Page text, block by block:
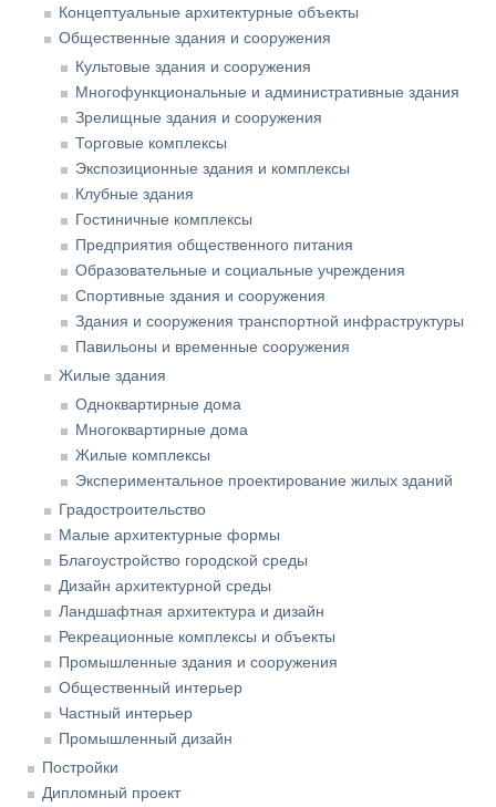
Концептуальные архитектурные объекты
Общественные здания и сооружения
Культовые здания и сооружения
Многофункциональные и административные здания
Зрелищные здания и сооружения
Торговые комплексы
Экспозиционные здания и комплексы
Клубные здания
Гостиничные комплексы
Предприятия общественного питания
Образовательные и социальные учреждения
Спортивные здания и сооружения
Здания и сооружения транспортной инфраструктуры
Павильоны и временные сооружения
Жилые здания
Одноквартирные дома
Многоквартирные дома
Жилые комплексы
Экспериментальное проектирование жилых зданий
Градостроительство
Малые архитектурные формы
Благоустройство городской среды
Дизайн архитектурной среды
Ландшафтная архитектура и дизайн
Рекреационные комплексы и объекты
Промышленные здания и сооружения
Общественный интерьер
Частный интерьер
Промышленный дизайн
Постройки
Дипломный проект